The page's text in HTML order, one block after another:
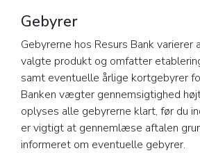
Gebyrer
Gebyrerne hos Resurs Bank
valgte produkt og omfatter
samt eventuelle årlige kortgebyrer
Banken vægter gennemsigtighed
oplyses alle gebyrerne klart, før du
er vigtigt at gennemlæse aftalen
informeret om eventuelle gebyrer.